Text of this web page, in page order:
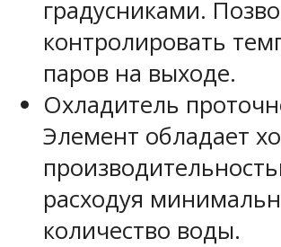
градусниками.
контролировать
паров на выходе.
Охладитель
Элемент обладает
расходуя
количество воды.